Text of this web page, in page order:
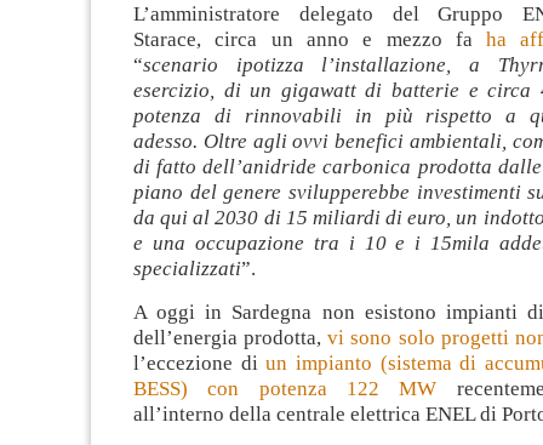
L’amministratore delegato del Gruppo
Starace, circa un anno e mezzo faha
“scenario ipotizza l’installazione, a
esercizio, di un gigawatt di batterie e circa
potenza di rinnovabili in più rispetto a
adesso. Oltre agli ovvi benefici ambientali,
di fatto dell’anidride carbonica prodotta
piano del genere svilupperebbe investimenti
da qui al 2030 di 15 miliardi di euro, un
e una occupazione tra i 10 e i 15mila
specializzati”.
A oggi in Sardegna non esistono impianti
dell’energia prodotta,vi sono solo progetti
l’eccezione diun impianto (sistema di
BESS) con potenza 122 MW
all’interno della centrale elettrica ENEL di